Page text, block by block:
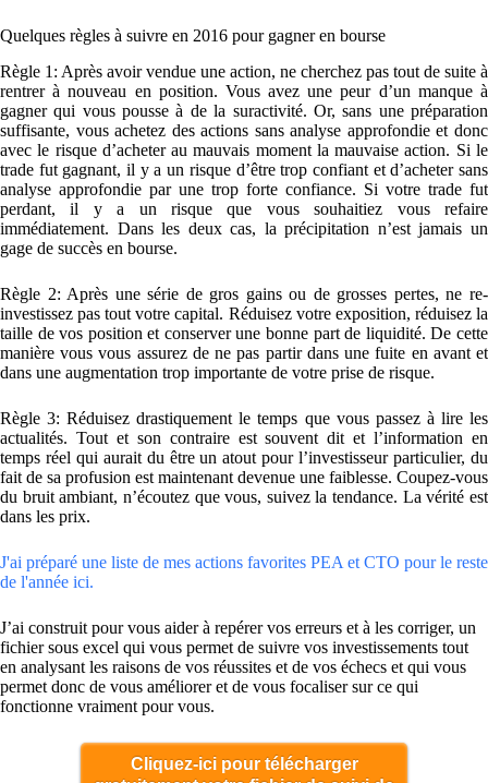
Quelques règles à suivre en 2016 pour gagner en bourse
Règle 1: Après avoir vendue une action, ne cherchez pas tout de suite à
rentrer à nouveau en position. Vous avez une peur d’un manque à
gagner qui vous pousse à de la suractivité. Or, sans une préparation
suffisante, vous achetez des actions sans analyse approfondie et donc
avec le risque d’acheter au mauvais moment la mauvaise action. Si le
trade fut gagnant, il y a un risque d’être trop confiant et d’acheter sans
analyse approfondie par une trop forte confiance. Si votre trade fut
perdant, il y a un risque que vous souhaitiez vous refaire
immédiatement. Dans les deux cas, la précipitation n’est jamais un
gage de succès en bourse.
Règle 2: Après une série de gros gains ou de grosses pertes, ne re-
investissez pas tout votre capital. Réduisez votre exposition, réduisez la
taille de vos position et conserver une bonne part de liquidité. De cette
manière vous vous assurez de ne pas partir dans une fuite en avant et
dans une augmentation trop importante de votre prise de risque.
Règle 3: Réduisez drastiquement le temps que vous passez à lire les
actualités. Tout et son contraire est souvent dit et l’information en
temps réel qui aurait du être un atout pour l’investisseur particulier, du
fait de sa profusion est maintenant devenue une faiblesse. Coupez-vous
du bruit ambiant, n’écoutez que vous, suivez la tendance. La vérité est
dans les prix.
J'ai préparé une liste de mes actions favorites PEA et CTO pour le reste
de l'année ici.
J’ai construit pour vous aider à repérer vos erreurs et à les corriger, un
fichier sous excel qui vous permet de suivre vos investissements tout
en analysant les raisons de vos réussites et de vos échecs et qui vous
permet donc de vous améliorer et de vous focaliser sur ce qui
fonctionne vraiment pour vous.
Cliquez-ici pour télécharger